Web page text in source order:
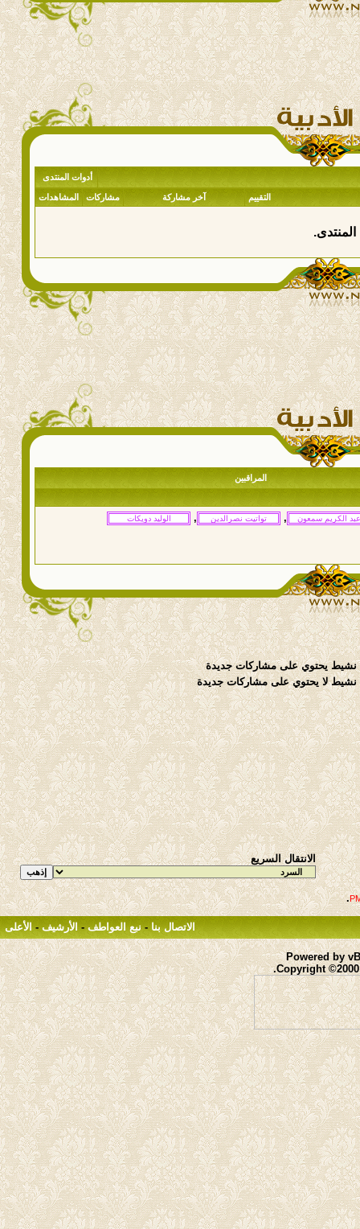
أدوات المنتدى
التقييم آخر مشاركة مشاركات المشاهدات
المراقبين
,
,
يحتوي على مشاركات جديدة
لا يحتوي على مشاركات جديدة
الانتقال السريع
.
الاتصال بنا - نبع العواطف - الأرشيف - الأعلى
Powered by
Copyright